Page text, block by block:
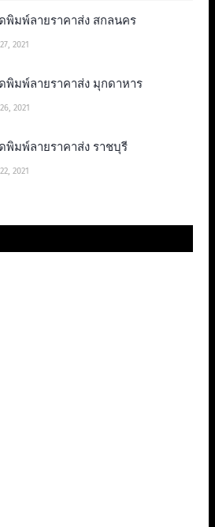
พิมพ์ลายราคาส่ง สกลนคร
2021
พิมพ์ลายราคาส่ง มุกดาหาร
2021
พิมพ์ลายราคาส่ง ราชบุรี
2021